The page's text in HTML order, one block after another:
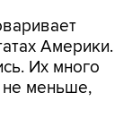
Америки.
Их много
не меньше,